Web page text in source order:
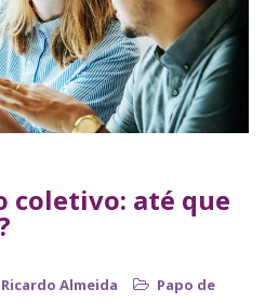
coletivo: até que
Ricardo Almeida
Papo de